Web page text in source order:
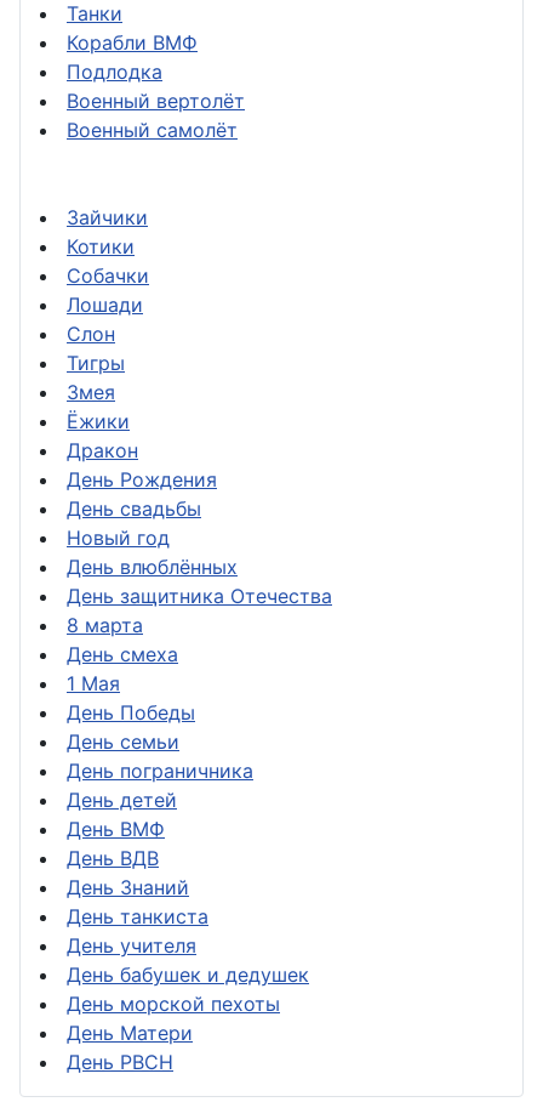
Танки
Корабли ВМФ
Подлодка
Военный вертолёт
Военный самолёт
Зайчики
Котики
Собачки
Лошади
Слон
Тигры
Змея
Ёжики
Дракон
День Рождения
День свадьбы
Новый год
День влюблённых
День защитника Отечества
8 марта
День смеха
1 Мая
День Победы
День семьи
День пограничника
День детей
День ВМФ
День ВДВ
День Знаний
День танкиста
День учителя
День бабушек и дедушек
День морской пехоты
День Матери
День РВСН